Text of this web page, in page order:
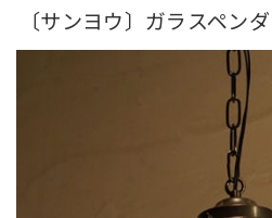
〔サンヨウ〕ガラスペン